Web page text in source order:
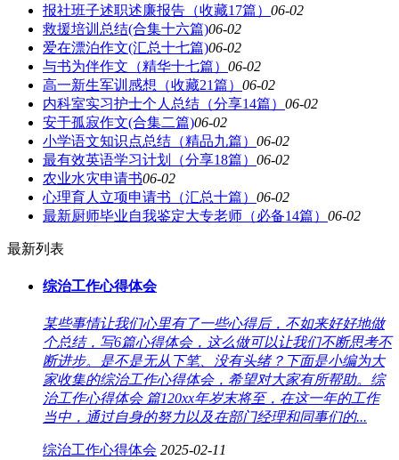
报社班子述职述廉报告（收藏17篇） 06-02
救援培训总结(合集十六篇)06-02
爱在漂泊作文(汇总十七篇)06-02
与书为伴作文（精华十七篇） 06-02
高一新生军训感想（收藏21篇） 06-02
内科室实习护士个人总结（分享14篇） 06-02
安于孤寂作文(合集二篇)06-02
小学语文知识点总结（精品九篇） 06-02
最有效英语学习计划（分享18篇） 06-02
农业水灾申请书06-02
心理育人立项申请书（汇总十篇） 06-02
最新厨师毕业自我鉴定大专老师（必备14篇） 06-02
最新列表
综治工作心得体会
某些事情让我们心里有了一些心得后，不如来好好地做
个总结，写6篇心得体会，这么做可以让我们不断思考不
断进步。是不是无从下笔、没有头绪？下面是小编为大
家收集的综治工作心得体会，希望对大家有所帮助。综
治工作心得体会 篇120xx年岁末将至，在这一年的工作
当中，通过自身的努力以及在部门经理和同事们的...
综治工作心得体会 2025-02-11